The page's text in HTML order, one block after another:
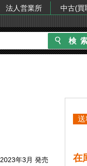
法人営業所 中古(買
2023年3月 発売
送
在